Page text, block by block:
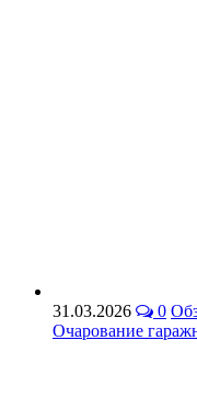
31.03.2026 0
Очарование